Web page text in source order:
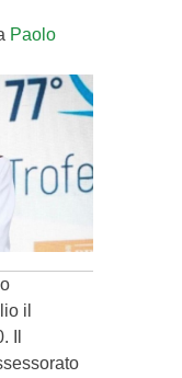
Paolo
il
Il